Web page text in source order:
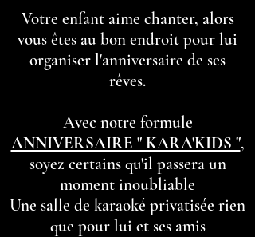
Votre enfant aime chanter, alors
vous êtes au bon endroit pour lui
organiser l'anniversaire de ses
rêves.
Avec notre formule
ANNIVERSAIRE " KARA'KIDS ",
soyez certains qu'il passera un
moment inoubliable
Une salle de karaoké privatisée rien
que pour lui et ses amis